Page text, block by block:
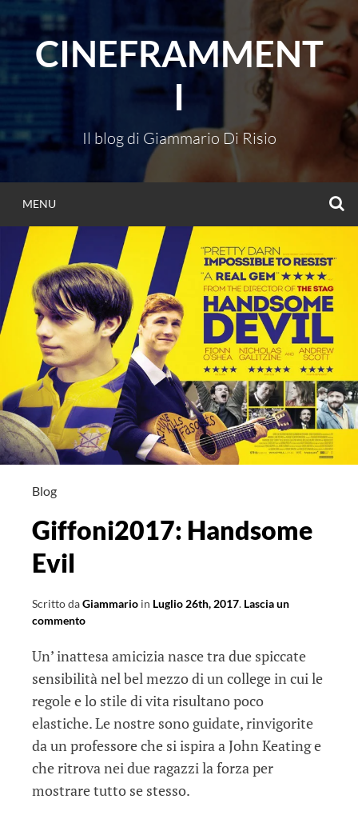
al
contenutoCINEFRAMMENT
I
Il blog di Giammario Di Risio
MENU
Blog
Giffoni2017: Handsome
Evil
Scritto daGiammario in Luglio 26th, 2017. Lascia un
commento
Un’ inattesa amicizia nasce tra due spiccate
sensibilità nel bel mezzo di un college in cui le
regole e lo stile di vita risultano poco
elastiche. Le nostre sono guidate, rinvigorite
da un professore che si ispira a John Keating e
che ritrova nei due ragazzi la forza per
mostrare tutto se stesso.